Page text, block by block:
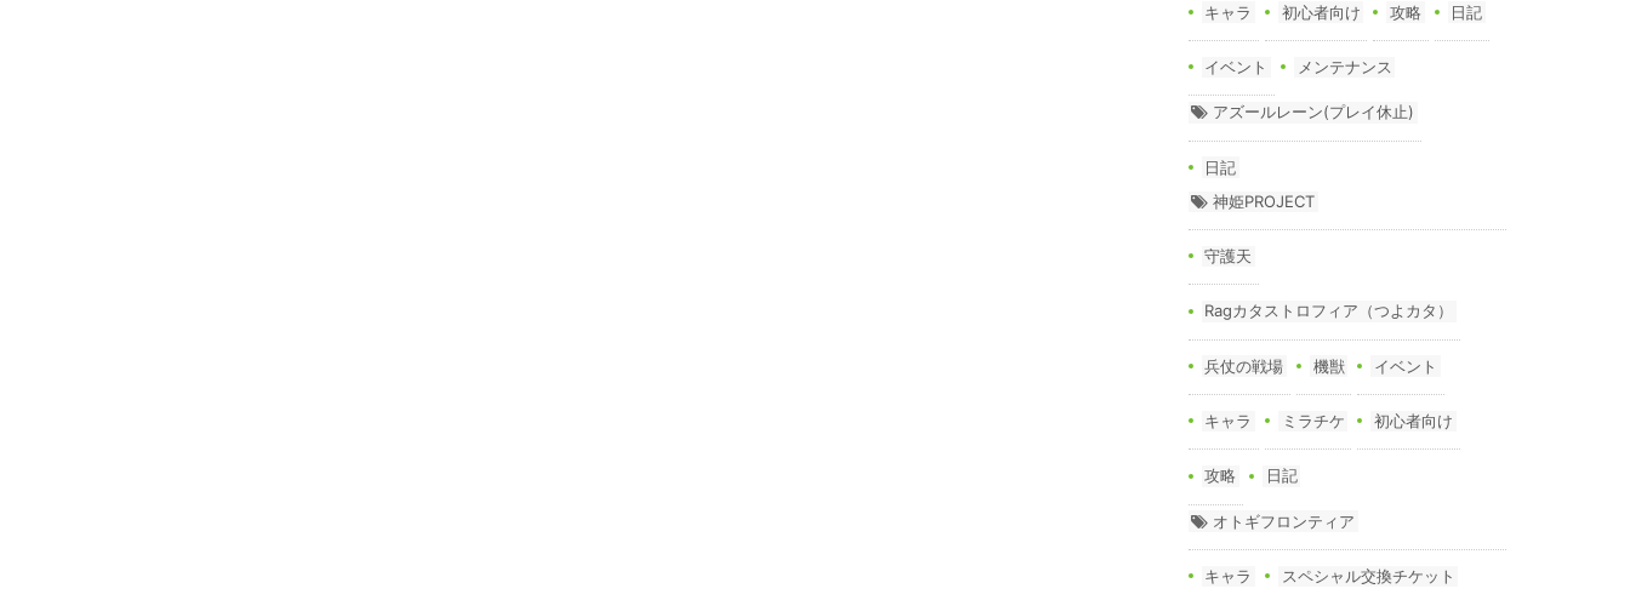
キャラ 初心者向け 攻略 日記
イベント メンテナンス
アズールレーン(プレイ休止)
日記
神姫PROJECT
守護天
Ragカタストロフィア（つよカタ）
兵仗の戦場 機獣 イベント
キャラ ミラチケ 初心者向け
攻略 日記
オトギフロンティア
キャラ スペシャル交換チケット